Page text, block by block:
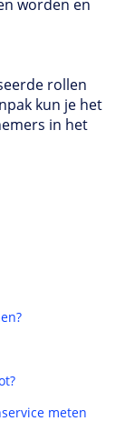
worden en
rollen
kun je het
in het
meten